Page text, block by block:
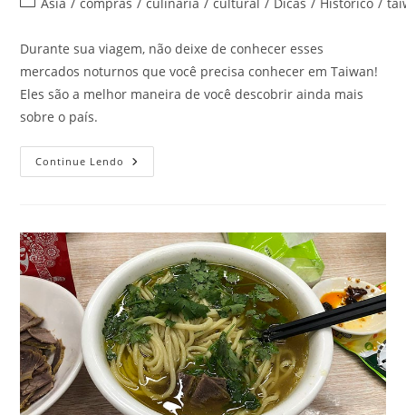
Durante sua viagem, não deixe de conhecer esses
mercados noturnos que você precisa conhecer em Taiwan!
Eles são a melhor maneira de você descobrir ainda mais
sobre o país.
Continue Lendo Mercados
Noturnos
Em
Taiwan:
O
2º
Deixa
Qualquer
Viagem
Incrível